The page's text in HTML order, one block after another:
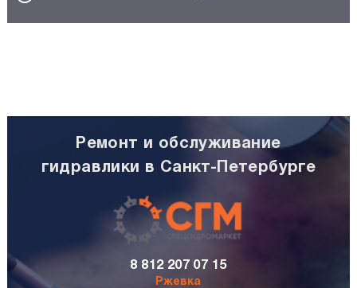
Ремонт и обслуживание
гидравлики в Санкт-Петербурге
8 812 207 07 15
Ржевка